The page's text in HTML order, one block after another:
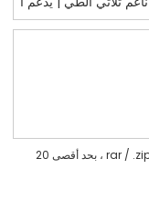
يدعم فقط .rar / .zip / .jpg / .png / .gif / .doc / .xls / .pdf ، بحد أقصى 20